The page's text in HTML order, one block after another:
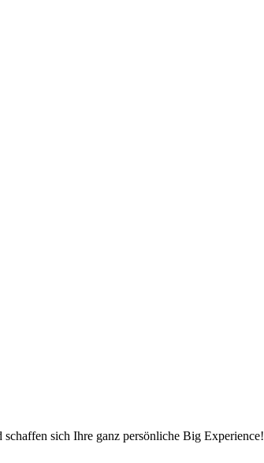
sich Ihre ganz persönliche Big Experience!